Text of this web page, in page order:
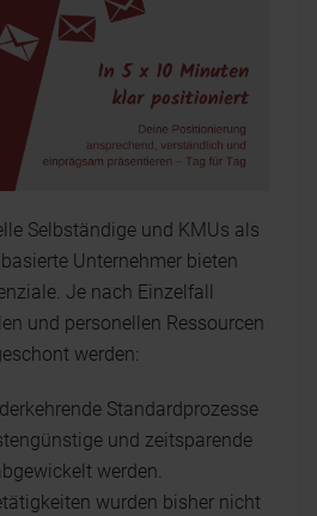
Selbständige und KMUs als
Unternehmer bieten
Je nach Einzelfall
und personellen Ressourcen
werden:
Standardprozesse
und zeitsparende
werden.
wurden bisher nicht